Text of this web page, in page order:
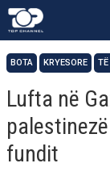
BOTA KRYESORE
Lufta në
fundit